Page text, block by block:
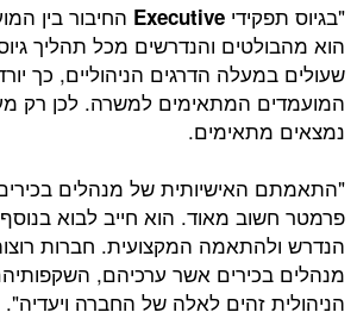
"בגיוס תפקידי Executive
הוא מהבולטים והנדרשים מכל תהליך
שעולים במעלה הדרגים הניהוליים, כך
המועמדים המתאימים למשרה. לכן רק
נמצאים מתאימים.
"התאמתם האישיותית של מנהלים בכירים
פרמטר חשוב מאוד. הוא חייב לבוא בנוסף
הנדרש ולהתאמה המקצועית. חברות
מנהלים בכירים אשר ערכיהם,
הניהולית זהים לאלה של החברה ויעדיה".